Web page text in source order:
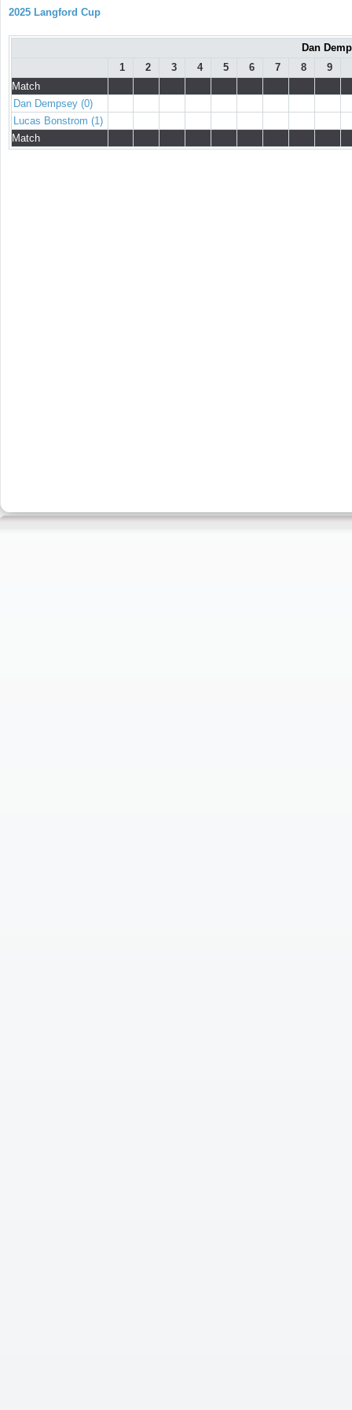
2025 Langford Cup
Dan
1
2 3 4 5 6 7 8
9
Match
Dan Dempsey (0)
Lucas Bonstrom (1)
Match